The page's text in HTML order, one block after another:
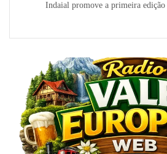
Indaial promove a primeira edição